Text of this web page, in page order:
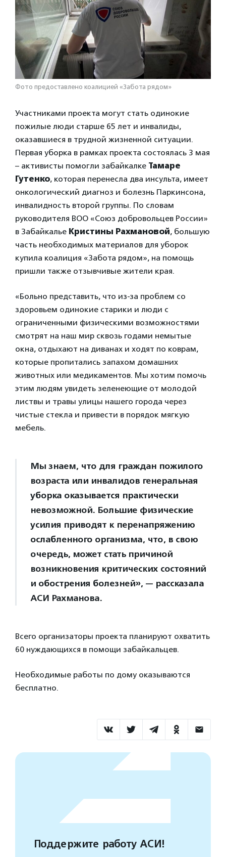
Фото предоставлено коалицией «Забота рядом»
Участниками проекта могут стать одинокие
пожилые люди старше 65 лет и инвалиды,
оказавшиеся в трудной жизненной ситуации.
Первая уборка в рамках проекта состоялась 3 мая
– активисты помогли забайкалке Тамаре
Гутенко, которая перенесла два инсульта, имеет
онкологический диагноз и болезнь Паркинсона,
инвалидность второй группы. По словам
руководителя ВОО «Союз добровольцев России»
в Забайкалье Кристины Рахмановой, большую
часть необходимых материалов для уборок
купила коалиция «Забота рядом», на помощь
пришли также отзывчивые жители края.
«Больно представить, что из-за проблем со
здоровьем одинокие старики и люди с
ограниченными физическими возможностями
смотрят на наш мир сквозь годами немытые
окна, отдыхают на диванах и ходят по коврам,
которые пропитались запахом домашних
животных или медикаментов. Мы хотим помочь
этим людям увидеть зеленеющие от молодой
листвы и травы улицы нашего города через
чистые стекла и привести в порядок мягкую
мебель.
Мы знаем, что для граждан пожилого
возраста или инвалидов генеральная
уборка оказывается практически
невозможной. Большие физические
усилия приводят к перенапряжению
ослабленного организма, что, в свою
очередь, может стать причиной
возникновения критических состояний
и обострения болезней», — рассказала
АСИ Рахманова.
Всего организаторы проекта планируют охватить
60 нуждающихся в помощи забайкальцев.
Необходимые работы по дому оказываются
бесплатно.
Поддержите работу АСИ!